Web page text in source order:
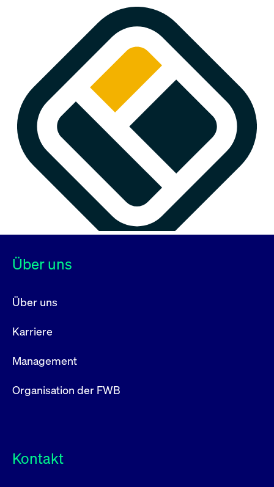
Über uns
Über uns
Karriere
Management
Organisation der FWB
Kontakt